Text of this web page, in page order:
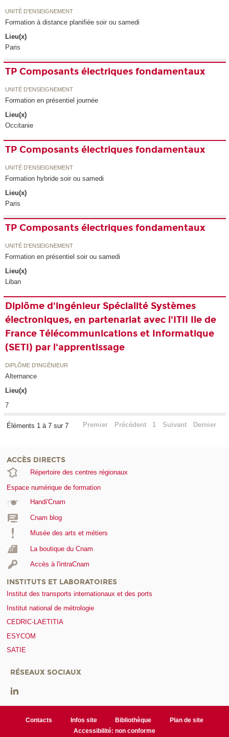
UNITÉ D’ENSEIGNEMENT
Formation à distance planifiée soir ou samedi
Lieu(x)
Paris
TP Composants électriques fondamentaux
UNITÉ D’ENSEIGNEMENT
Formation en présentiel journée
Lieu(x)
Occitanie
TP Composants électriques fondamentaux
UNITÉ D’ENSEIGNEMENT
Formation hybride soir ou samedi
Lieu(x)
Paris
TP Composants électriques fondamentaux
UNITÉ D’ENSEIGNEMENT
Formation en présentiel soir ou samedi
Lieu(x)
Liban
Diplôme d'ingénieur Spécialité Systèmes
électroniques, en partenariat avec l'ITII Ile de
France Télécommunications et Informatique
(SETI) par l'apprentissage
DIPLÔME D'INGÉNIEUR
Alternance
Lieu(x)
7
Éléments 1 à 7 sur 7 Premier Précédent 1 Suivant Dernier
ACCÈS DIRECTS
Répertoire des centres régionaux
Espace numérique de formation
Handi'Cnam
Cnam blog
Musée des arts et métiers
La boutique du Cnam
Accès à l'intraCnam
INSTITUTS ET LABORATOIRES
Institut des transports internationaux et des ports
Institut national de métrologie
CEDRIC-LAETITIA
ESYCOM
SATIE
RÉSEAUX SOCIAUX
Contacts Infos site Bibliothèque
Plan de site
Accessibilité: non conforme